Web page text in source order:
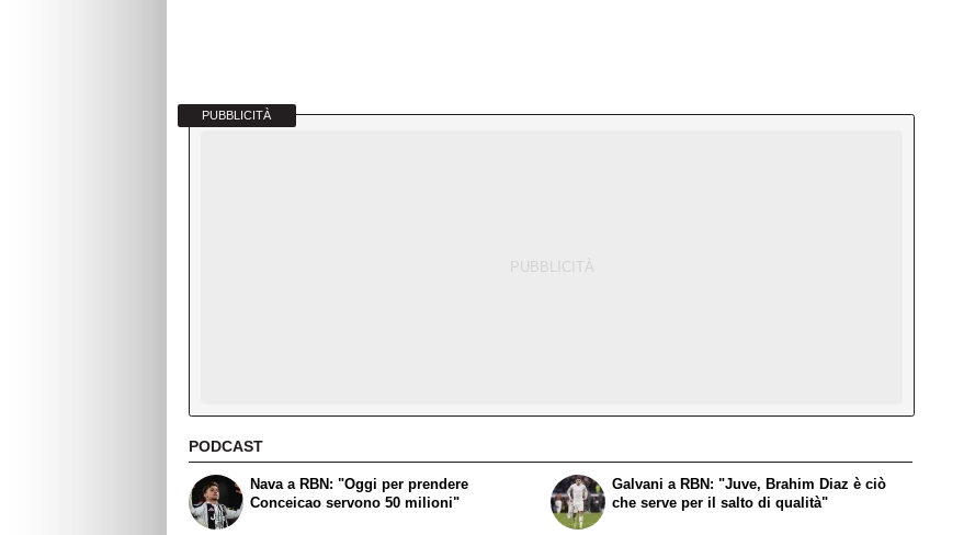
PUBBLICITÀ
PODCAST
Nava a RBN: "Oggi per prendere
Conceicao servono 50 milioni"
Galvani a RBN: "Juve, Brahim Diaz è ciò
che serve per il salto di qualità"